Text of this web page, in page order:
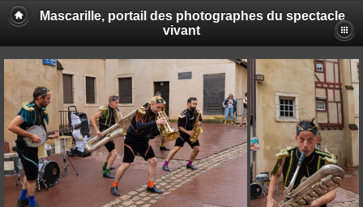
Mascarille, portail des photographes du spectacle
vivant